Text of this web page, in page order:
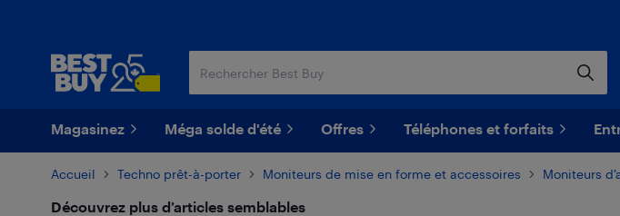
Magasinez Méga solde d'été Offres Téléphones et forfaits
Accueil Techno prêt-à-porter Moniteurs de mise en forme et accessoires Moniteurs
Découvrez plus d’articles semblables